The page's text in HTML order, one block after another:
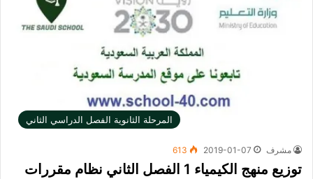
المرحلة الثانوية الفصل الدراسي الثاني
مشرف 2019-01-07
613
توزيع منهج الكيمياء 1 الفصل الثاني نظام مقررات